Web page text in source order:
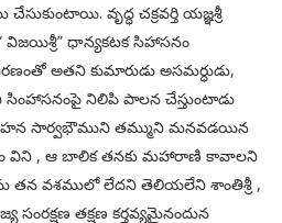
వృద్ధ చక్రవర్తి యజ్ఞశ్రీ
విజయిశ్రీ” ధాన్యకటక సిహాసనం
అతని కుమారుడు అసమర్ధుడు,
సింహాసనంపై నిలిపి పాలన చేస్తుంటాడు
సార్వభౌముని తమ్ముని మనవడయిన
విని , ఆ బాలిక తనకు మహారాణి కావాలని
తన వశములో లేదని తెలియలేని శాంతిశ్రీ ,
తక్షణ కర్తవ్యమైనందున